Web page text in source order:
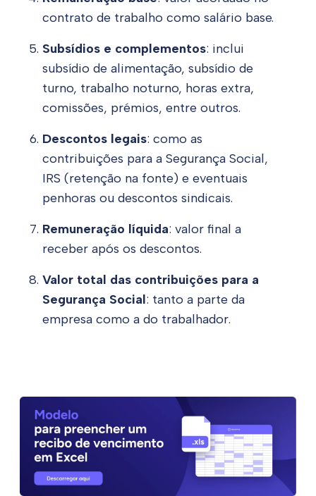
contrato de trabalho como salário base.
Subsídios e complementos: inclui
subsídio de alimentação, subsídio de
turno, trabalho noturno, horas extra,
comissões, prémios, entre outros.
Descontos legais: como as
contribuições para a Segurança Social,
IRS (retenção na fonte) e eventuais
penhoras ou descontos sindicais.
Remuneração líquida: valor final a
receber após os descontos.
Valor total das contribuições para a
Segurança Social: tanto a parte da
empresa como a do trabalhador.